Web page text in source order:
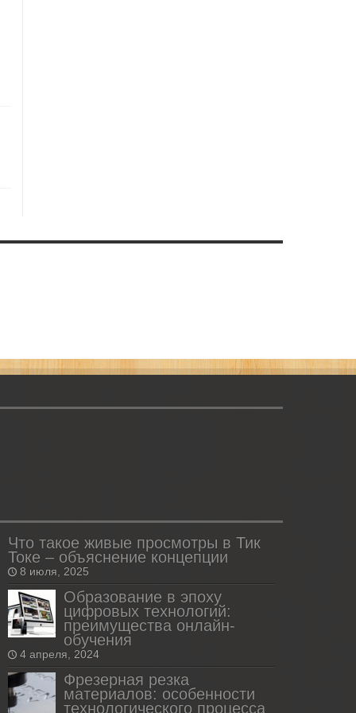
Что такое живые просмотры в Тик
Токе – объяснение концепции
8 июля, 2025
Образование в эпоху
цифровых технологий:
преимущества онлайн-
обучения
4 апреля, 2024
Фрезерная резка
материалов: особенности
технологического процесса